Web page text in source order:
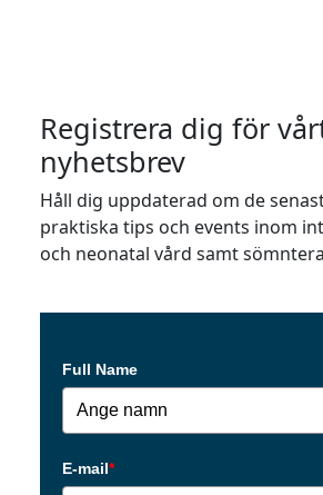
Registrera dig för
nyhetsbrev
Håll dig uppdaterad om de
praktiska tips och events inom
och neonatal vård samt
Full Name
E-mail*